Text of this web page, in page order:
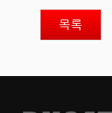
목록